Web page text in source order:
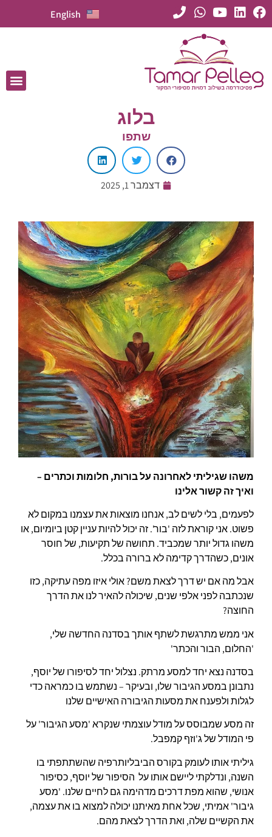
English
בלוג
שתפו
דצמבר 1, 2025
משהו שגיליתי לאחרונה על בורות, חלומות וכתרים –
ואיך זה קשור אלינו
לפעמים, בלי לשים לב, אנחנו מוצאות את עצמנו במקום לא
פשוט. אני קוראת לזה 'בור'. זה יכול להיות עניין קטן ביומיום, או
משהו גדול יותר שמכביד. תחושה של תקיעות, של חוסר
אונים, כשהדרך קדימה לא ברורה בכלל.
אבל מה אם יש דרך לצאת משם? אולי איזו מפה עתיקה, כזו
שנכתבה לפני אלפי שנים, שיכולה להאיר לנו את הדרך
החוצה?
אני ממש מתרגשת לשתף אותך בסדנה החדשה שלי,
'החלום, הבור והכתר'
בסדנה נצא יחד למסע מרתק. נצלול יחד לסיפורו של יוסף,
נתבונן במסע הגיבור שלו, ובעיקר – נשתמש בו כמראה כדי
לגלות ולפענח את מסעות הגיבורה האישיים שלנו
זה מסע שמבוסס על מודל עוצמתי שנקרא 'מסע הגיבור' על
פי המודל של ג'וזף קמפבל.
גיליתי אותו לעומק בקורס הביבליותרפיה שהשתתפתי בו
השנה, ונדלקתי ליישם אותו על הסיפור של יוסף, כסיפור
אנושי, שהוא מפת דרכים מדהימה גם לחיים שלנו. 'מסע
גיבור' אמיתי, שכל אחת מאיתנו יכולה למצוא בו את עצמה,
את הקשיים שלה, ואת הדרך לצאת מהם.